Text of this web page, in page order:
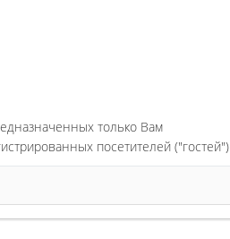
только Вам
посетителей ("гостей")